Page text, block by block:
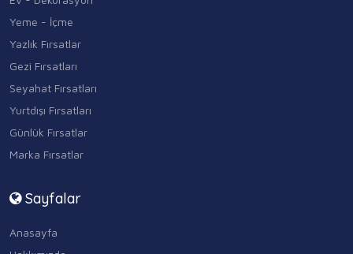
Yeme - İçme
Yazlık Fırsatlar
Gezi Fırsatları
Seyahat Fırsatları
Yurtdışı Fırsatları
Günlük Fırsatlar
Marka Fırsatlar
Sayfalar
Anasayfa